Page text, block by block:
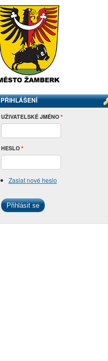
PŘIHLÁŠENÍ
UŽIVATELSKÉ JMÉNO *
HESLO *
Zaslat nové heslo